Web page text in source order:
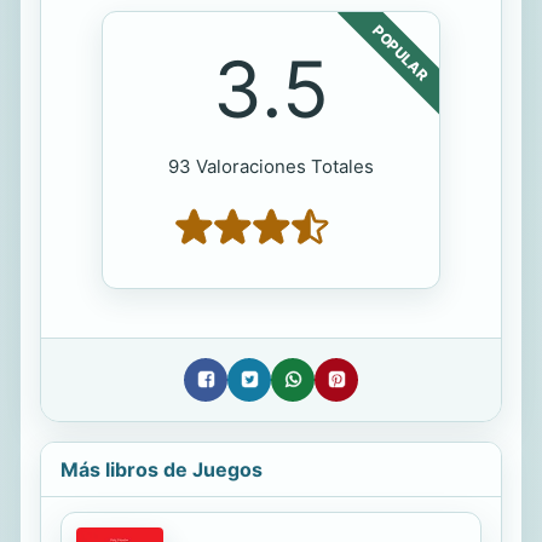
POPULAR
3.5
93 Valoraciones Totales
Más libros de Juegos